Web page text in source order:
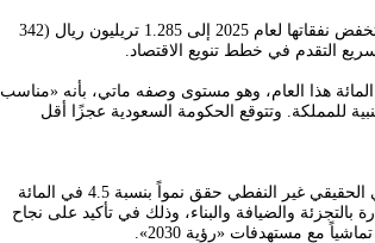
وكانت المملكة أعلنت في أواخر عام 2024 أنها ستخفض نفقاتها لعام 2025 إلى 1.285 تريليون ريال (342
التقدم في خطط تنويع الاقتصاد.
الصندوق أن يرتفع عجز الموازنة إلى 4 في المائة هذا العام، وهو مستوى وصفه ماتي، بأنه «مناسب
للمملكة. وتتوقع الحكومة السعودية عجزًا أقل
وأكد الصندوق في تقريره أن إجمالي الناتج المحلي الحقيقي غير النفطي حقق نمواً بنسبة 4.5 في المائة
التجارة بالتجزئة والضيافة والبناء، وذلك في تأكيد على نجاح
مع مستهدفات «رؤية 2030».